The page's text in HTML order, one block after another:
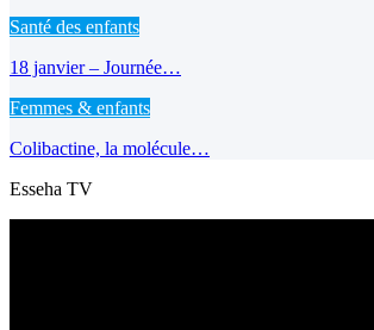
Santé des enfants
18 janvier – Journée…
Femmes & enfants
Colibactine, la molécule…
Esseha TV